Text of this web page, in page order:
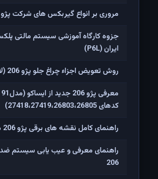
مروری بر انواع گیربکس های شرکت پژو
ايران (P6L)
روش تعویض اجزاء چراغ جلو پژو 206 (لامپ و موتور)
کدهای 27418،27419،26803،26805)
راهنمای کامل نقشه های برقی پژو 206 مولتی پلکس
206